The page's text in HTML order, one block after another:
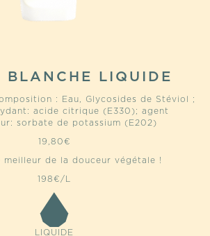
BLANCHE LIQUIDE
: Eau, Glycosides de Stéviol ;
acide citrique (E330); agent
sorbate de potassium (E202)
19,80€
meilleur de la douceur végétale !
198€/L
LIQUIDE